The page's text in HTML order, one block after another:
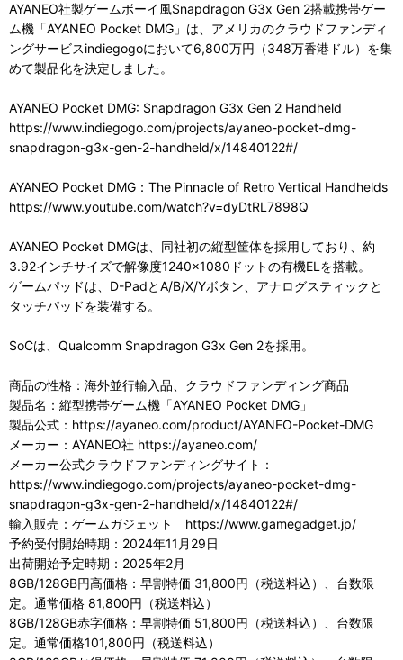
AYANEO社製ゲームボーイ風Snapdragon G3x Gen 2搭載携帯ゲー
ム機「AYANEO Pocket DMG」は、アメリカのクラウドファンディ
ングサービスindiegogoにおいて6,800万円（348万香港ドル）を集
めて製品化を決定しました。
AYANEO Pocket DMG: Snapdragon G3x Gen 2 Handheld
https://www.indiegogo.com/projects/ayaneo-pocket-dmg-
snapdragon-g3x-gen-2-handheld/x/14840122#/
AYANEO Pocket DMG：The Pinnacle of Retro Vertical Handhelds
https://www.youtube.com/watch?v=dyDtRL7898Q
AYANEO Pocket DMGは、同社初の縦型筐体を採用しており、約
3.92インチサイズで解像度1240×1080ドットの有機ELを搭載。
ゲームパッドは、D-PadとA/B/X/Yボタン、アナログスティックと
タッチパッドを装備する。
SoCは、Qualcomm Snapdragon G3x Gen 2を採用。
商品の性格：海外並行輸入品、クラウドファンディング商品
製品名：縦型携帯ゲーム機「AYANEO Pocket DMG」
製品公式：https://ayaneo.com/product/AYANEO-Pocket-DMG
メーカー：AYANEO社 https://ayaneo.com/
メーカー公式クラウドファンディングサイト：
https://www.indiegogo.com/projects/ayaneo-pocket-dmg-
snapdragon-g3x-gen-2-handheld/x/14840122#/
輸入販売：ゲームガジェット https://www.gamegadget.jp/
予約受付開始時期：2024年11月29日
出荷開始予定時期：2025年2月
8GB/128GB円高価格：早割特価 31,800円（税送料込）、台数限
定。通常価格 81,800円（税送料込）
8GB/128GB赤字価格：早割特価 51,800円（税送料込）、台数限
定。通常価格101,800円（税送料込）